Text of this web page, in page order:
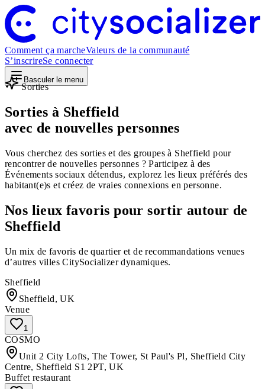
Comment ça marcheValeurs de la communauté
S’inscrireSe connecter
Basculer le menu
Sorties
Sorties à Sheffield
avec de nouvelles personnes
Vous cherchez des sorties et des groupes à Sheffield pour
rencontrer de nouvelles personnes ? Participez à des
Événements sociaux détendus, explorez les lieux préférés des
habitant(e)s et créez de vraies connexions en personne.
Nos lieux favoris pour sortir autour de
Sheffield
Un mix de favoris de quartier et de recommandations venues
d’autres villes CitySocializer dynamiques.
Sheffield
Sheffield, UK
Venue
1
COSMO
Unit 2 City Lofts, The Tower, St Paul's Pl, Sheffield City
Centre, Sheffield S1 2PT, UK
Buffet restaurant